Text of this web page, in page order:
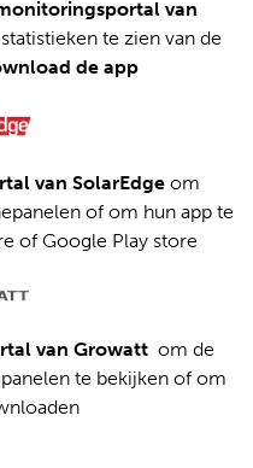
van
te zien van de
de app
van SolarEdge om
of om hun app te
of Google Play store
van Growatt om de
te bekijken of om